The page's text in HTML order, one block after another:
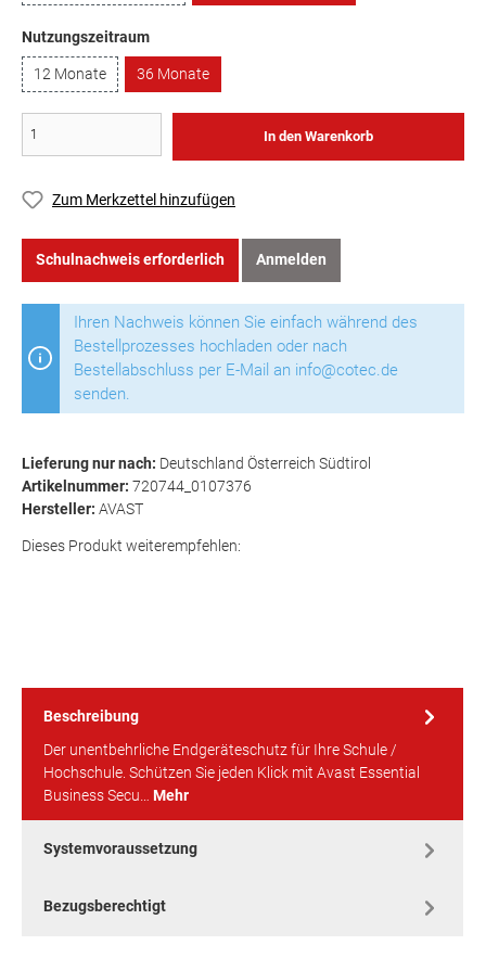
Nutzungszeitraum
12 Monate
36 Monate
In den Warenkorb
Zum Merkzettel hinzufügen
Schulnachweis erforderlich Anmelden
Ihren Nachweis können Sie einfach während des
Bestellprozesses hochladen oder nach
Bestellabschluss per E-Mail an info@cotec.de
senden.
Lieferung nur nach: Deutschland Österreich Südtirol
Artikelnummer: 720744_0107376
Hersteller: AVAST
Dieses Produkt weiterempfehlen:
Beschreibung
Der unentbehrliche Endgeräteschutz für Ihre Schule /
Hochschule. Schützen Sie jeden Klick mit Avast Essential
Business Secu… Mehr
Systemvoraussetzung
Bezugsberechtigt